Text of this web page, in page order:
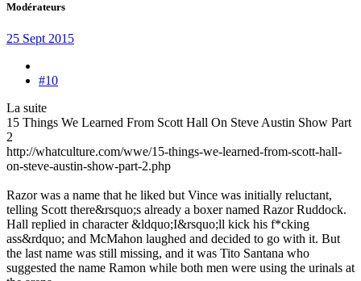
Modérateurs
25 Sept 2015
#10
La suite
15 Things We Learned From Scott Hall On Steve Austin Show Part
2
http://whatculture.com/wwe/15-things-we-learned-from-scott-hall-
on-steve-austin-show-part-2.php
Razor was a name that he liked but Vince was initially reluctant,
telling Scott there&rsquo;s already a boxer named Razor Ruddock.
Hall replied in character &ldquo;I&rsquo;ll kick his f*cking
ass&rdquo; and McMahon laughed and decided to go with it. But
the last name was still missing, and it was Tito Santana who
suggested the name Ramon while both men were using the urinals at